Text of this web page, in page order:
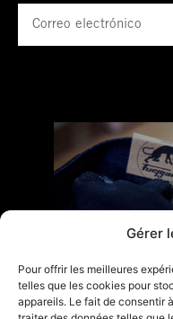
Gérer
Pour offrir les meilleures
telles que les cookies pour
appareils. Le fait de consentir